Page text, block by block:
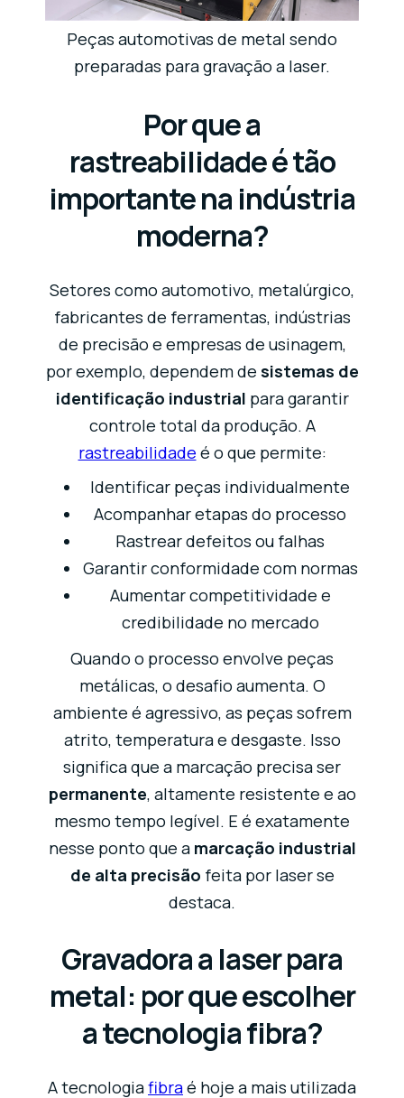
Peças automotivas de metal sendo
preparadas para gravação a laser.
Por que a
rastreabilidade é tão
importante na indústria
moderna?
Setores como automotivo, metalúrgico,
fabricantes de ferramentas, indústrias
de precisão e empresas de usinagem,
por exemplo, dependem de sistemas de
identificação industrial para garantir
controle total da produção. A
rastreabilidade é o que permite:
Identificar peças individualmente
Acompanhar etapas do processo
Rastrear defeitos ou falhas
Garantir conformidade com normas
Aumentar competitividade e
credibilidade no mercado
Quando o processo envolve peças
metálicas, o desafio aumenta. O
ambiente é agressivo, as peças sofrem
atrito, temperatura e desgaste. Isso
significa que a marcação precisa ser
permanente, altamente resistente e ao
mesmo tempo legível. E é exatamente
nesse ponto que a marcação industrial
de alta precisão feita por laser se
destaca.
Gravadora a laser para
metal: por que escolher
a tecnologia fibra?
A tecnologiafibraé hoje a mais utilizada